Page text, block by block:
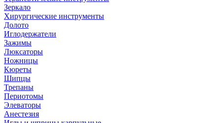
Зеркало
Хирургические инструменты
Долото
Иглодержатели
Зажимы
Люксаторы
Ножницы
Кюреты
Шипцы
Трепаны
Периотомы
Элеваторы
Анестезия